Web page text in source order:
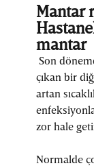
Mantar
mantar
Son
çıkan bir
artan
zor hale
Normalde